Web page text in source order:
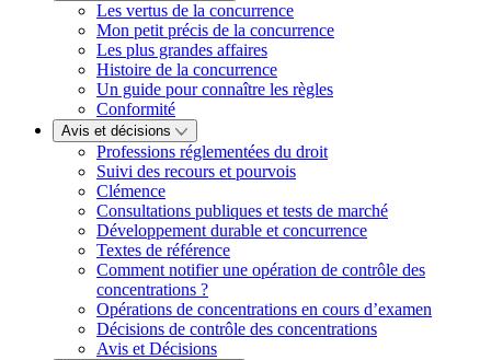
Les vertus de la concurrence
Mon petit précis de la concurrence
Les plus grandes affaires
Histoire de la concurrence
Un guide pour connaître les règles
Conformité
Avis et décisions
Professions réglementées du droit
Suivi des recours et pourvois
Clémence
Consultations publiques et tests de marché
Développement durable et concurrence
Textes de référence
Comment notifier une opération de contrôle des
concentrations ?
Opérations de concentrations en cours d’examen
Décisions de contrôle des concentrations
Avis et Décisions